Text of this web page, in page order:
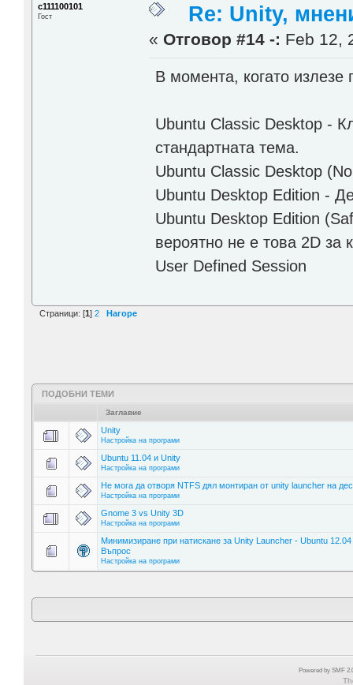
c111100101
Гост Re: Unity,
« Отговор #14 -: Feb 12,
В момента, когато излезе
Ubuntu Classic Desktop -
стандартната тема.
Ubuntu Classic Desktop
Ubuntu Desktop Edition -
Ubuntu Desktop Edition
вероятно не е това 2D за
User Defined Session
Страници: [1] 2 Нагоре
ПОДОБНИ ТЕМИ
Заглавие
Unity
Настройка на програми
Ubuntu 11.04 и Unity
Настройка на програми
Не мога да отворя NTFS дял монтиран от unity launcher на
Настройка на програми
Gnome 3 vs Unity 3D
Настройка на програми
Минимизиране при натискане за Unity Launcher - Ubuntu 12.04
Въпрос
Настройка на програми
Powered by SMF